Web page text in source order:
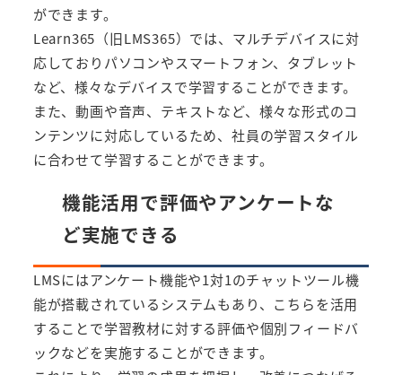
ができます。
Learn365（旧LMS365） では、マルチデバイスに対
応しておりパソコンやスマートフォン、タブレット
など、様々なデバイスで学習することができます。
また、動画や音声、テキストなど、様々な形式のコ
ンテンツに対応しているため、社員の学習スタイル
に合わせて学習することができます。
機能活用で評価やアンケートな
ど実施できる
LMSにはアンケート機能や1対1のチャットツール機
能が搭載されているシステムもあり、こちらを活用
することで学習教材に対する評価や個別フィードバ
ックなどを実施することができます。